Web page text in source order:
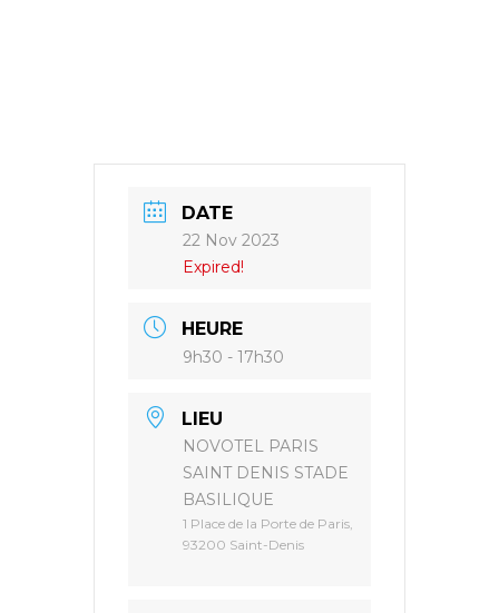
DATE
22 Nov 2023
Expired!
HEURE
9h30 - 17h30
LIEU
NOVOTEL PARIS
SAINT DENIS STADE
BASILIQUE
1 Place de la Porte de Paris,
93200 Saint-Denis